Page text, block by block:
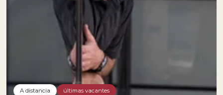
A distancia últimas vacantes